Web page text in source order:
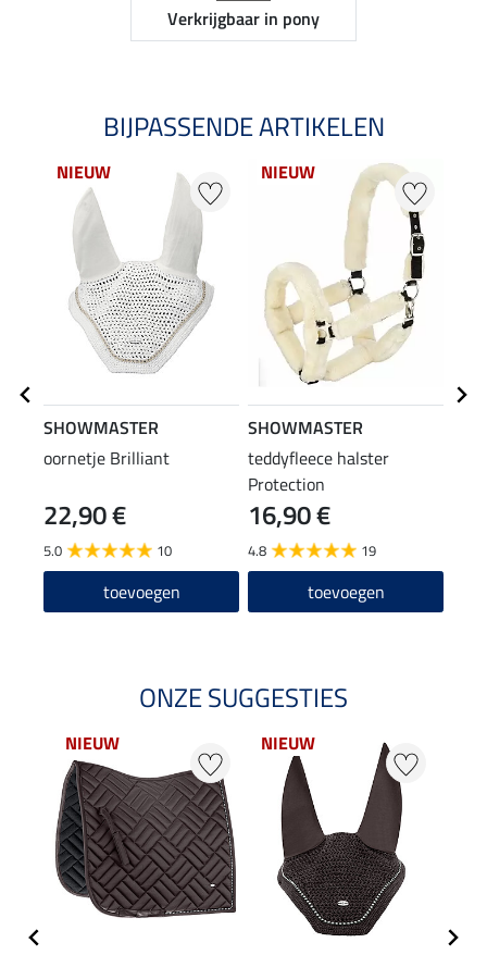
Verkrijgbaar in pony
BIJPASSENDE ARTIKELEN
NIEUW
SHOWMASTER
oornetje Brilliant
22,90 €
5.0 10
toevoegen
NIEUW
SHOWMASTER
teddyfleece halster
Protection
16,90 €
4.8 19
toevoegen
ONZE SUGGESTIES
NIEUW NIEUW